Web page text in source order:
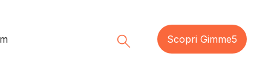
Scopri Gimme5